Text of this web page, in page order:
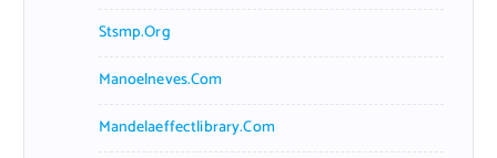
Stsmp.org
Manoelneves.com
Mandelaeffectlibrary.com